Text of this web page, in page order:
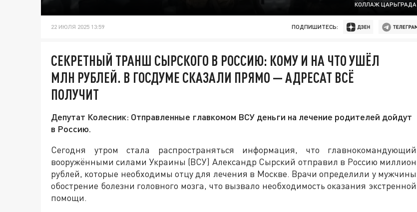
КОЛЛАЖ ЦАРЬГРАДА
22 ИЮЛЯ 2025 13:59 ПОДПИШИТЕСЬ:
СЕКРЕТНЫЙ ТРАНШ СЫРСКОГО В РОССИЮ: КОМУ И НА ЧТО УШЁЛ
МЛН РУБЛЕЙ. В ГОСДУМЕ СКАЗАЛИ ПРЯМО — АДРЕСАТ ВСЁ
ПОЛУЧИТ
Депутат Колесник: Отправленные главкомом ВСУ деньги на лечение родителей дойдут
в Россию.
Сегодня утром стала распространяться информация, что главнокомандующий
вооружёнными силами Украины (ВСУ) Александр Сырский отправил в Россию миллион
рублей, которые необходимы отцу для лечения в Москве. Врачи определили у мужчины
обострение болезни головного мозга, что вызвало необходимость оказания экстренной
помощи.